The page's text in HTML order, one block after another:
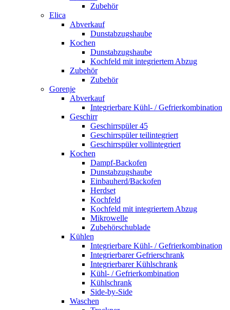
Zubehör
Elica
Abverkauf
Dunstabzugshaube
Kochen
Dunstabzugshaube
Kochfeld mit integriertem Abzug
Zubehör
Zubehör
Gorenje
Abverkauf
Integrierbare Kühl- / Gefrierkombination
Geschirr
Geschirrspüler 45
Geschirrspüler teilintegriert
Geschirrspüler vollintegriert
Kochen
Dampf-Backofen
Dunstabzugshaube
Einbauherd/Backofen
Herdset
Kochfeld
Kochfeld mit integriertem Abzug
Mikrowelle
Zubehörschublade
Kühlen
Integrierbare Kühl- / Gefrierkombination
Integrierbarer Gefrierschrank
Integrierbarer Kühlschrank
Kühl- / Gefrierkombination
Kühlschrank
Side-by-Side
Waschen